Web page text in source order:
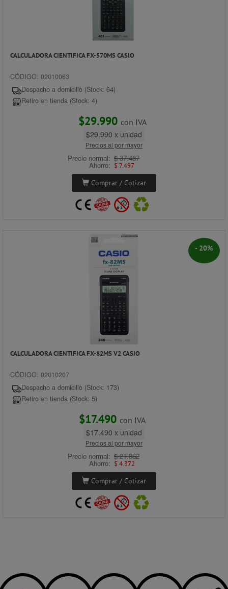
CALCULADORA CIENTIFICA FX-570MS CASIO
CÓDIGO: 02010063
Despacho a domicilio (Stock: 64)
Retiro en tienda (Stock: 4)
$29.990 con IVA
$29.990 x unidad
Precios al por mayor
Precio normal: $ 37.487
Ahorro: $ 7.497
Comprar / Cotizar
- 20%
CALCULADORA CIENTIFICA FX-82MS V2 CASIO
CÓDIGO: 02010207
Despacho a domicilio (Stock: 173)
Retiro en tienda (Stock: 5)
$17.490 con IVA
$17.490 x unidad
Precios al por mayor
Precio normal: $ 21.862
Ahorro: $ 4.372
Comprar / Cotizar